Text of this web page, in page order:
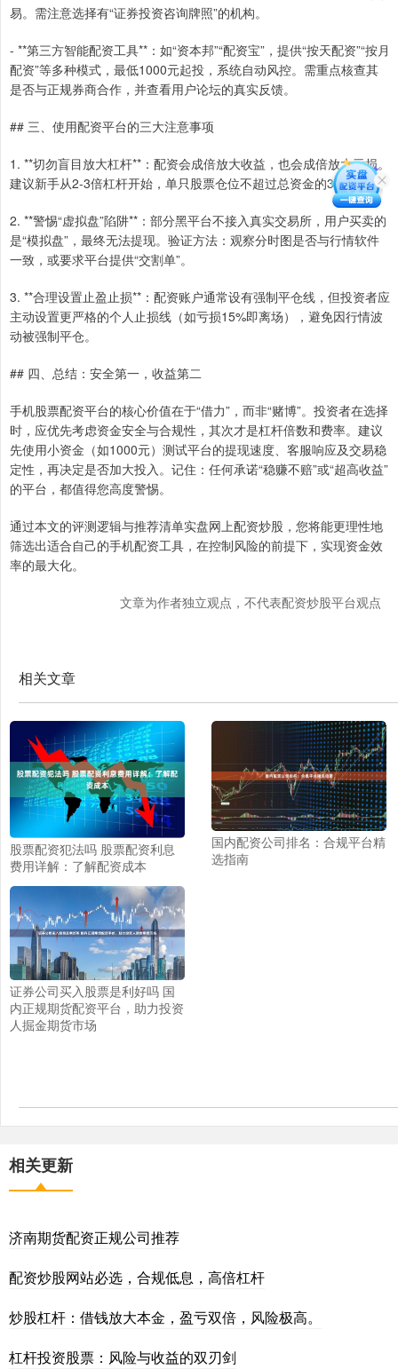
易。需注意选择有“证券投资咨询牌照”的机构。
- **第三方智能配资工具**：如“资本邦”“配资宝”，提供“按天配资”“按月
配资”等多种模式，最低1000元起投，系统自动风控。需重点核查其
是否与正规券商合作，并查看用户论坛的真实反馈。
## 三、使用配资平台的三大注意事项
1. **切勿盲目放大杠杆**：配资会成倍放大收益，也会成倍放大亏损。
建议新手从2-3倍杠杆开始，单只股票仓位不超过总资金的30%。
2. **警惕“虚拟盘”陷阱**：部分黑平台不接入真实交易所，用户买卖的
是“模拟盘”，最终无法提现。验证方法：观察分时图是否与行情软件
一致，或要求平台提供“交割单”。
3. **合理设置止盈止损**：配资账户通常设有强制平仓线，但投资者应
主动设置更严格的个人止损线（如亏损15%即离场），避免因行情波
动被强制平仓。
## 四、总结：安全第一，收益第二
手机股票配资平台的核心价值在于“借力”，而非“赌博”。投资者在选择
时，应优先考虑资金安全与合规性，其次才是杠杆倍数和费率。建议
先使用小资金（如1000元）测试平台的提现速度、客服响应及交易稳
定性，再决定是否加大投入。记住：任何承诺“稳赚不赔”或“超高收益”
的平台，都值得您高度警惕。
通过本文的评测逻辑与推荐清单实盘网上配资炒股，您将能更理性地
筛选出适合自己的手机配资工具，在控制风险的前提下，实现资金效
率的最大化。
文章为作者独立观点，不代表配资炒股平台观点
相关文章
股票配资犯法吗 股票配资利息
费用详解：了解配资成本
国内配资公司排名：合规平台精
选指南
证券公司买入股票是利好吗 国
内正规期货配资平台，助力投资
人掘金期货市场
相关更新
济南期货配资正规公司推荐
配资炒股网站必选，合规低息，高倍杠杆
炒股杠杆：借钱放大本金，盈亏双倍，风险极高。
杠杆投资股票：风险与收益的双刃剑